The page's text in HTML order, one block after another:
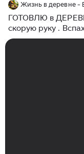
Жизнь в деревне -
ГОТОВЛЮ в
скорую руку .